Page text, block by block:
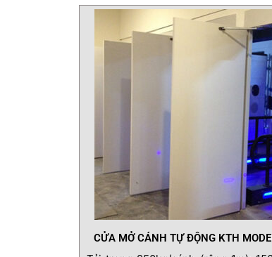
chú trọng về chất lượng, sản
công nghệ cao, dịch vụ tốt
CỬA MỞ CÁNH TỰ ĐỘNG KTH